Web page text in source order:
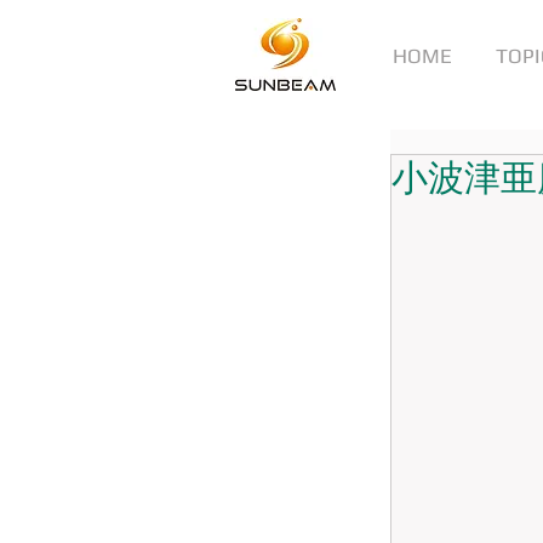
HOME
小波津